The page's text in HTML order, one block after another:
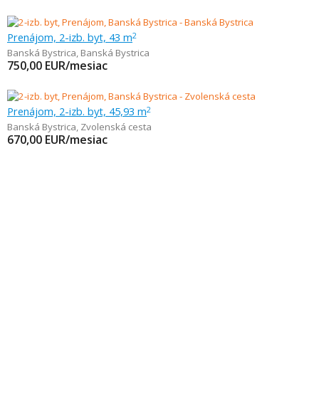
Prenájom, 2-izb. byt, 43 m2
Banská Bystrica, Banská Bystrica
750,00 EUR/mesiac
Prenájom, 2-izb. byt, 45,93 m2
Banská Bystrica, Zvolenská cesta
670,00 EUR/mesiac